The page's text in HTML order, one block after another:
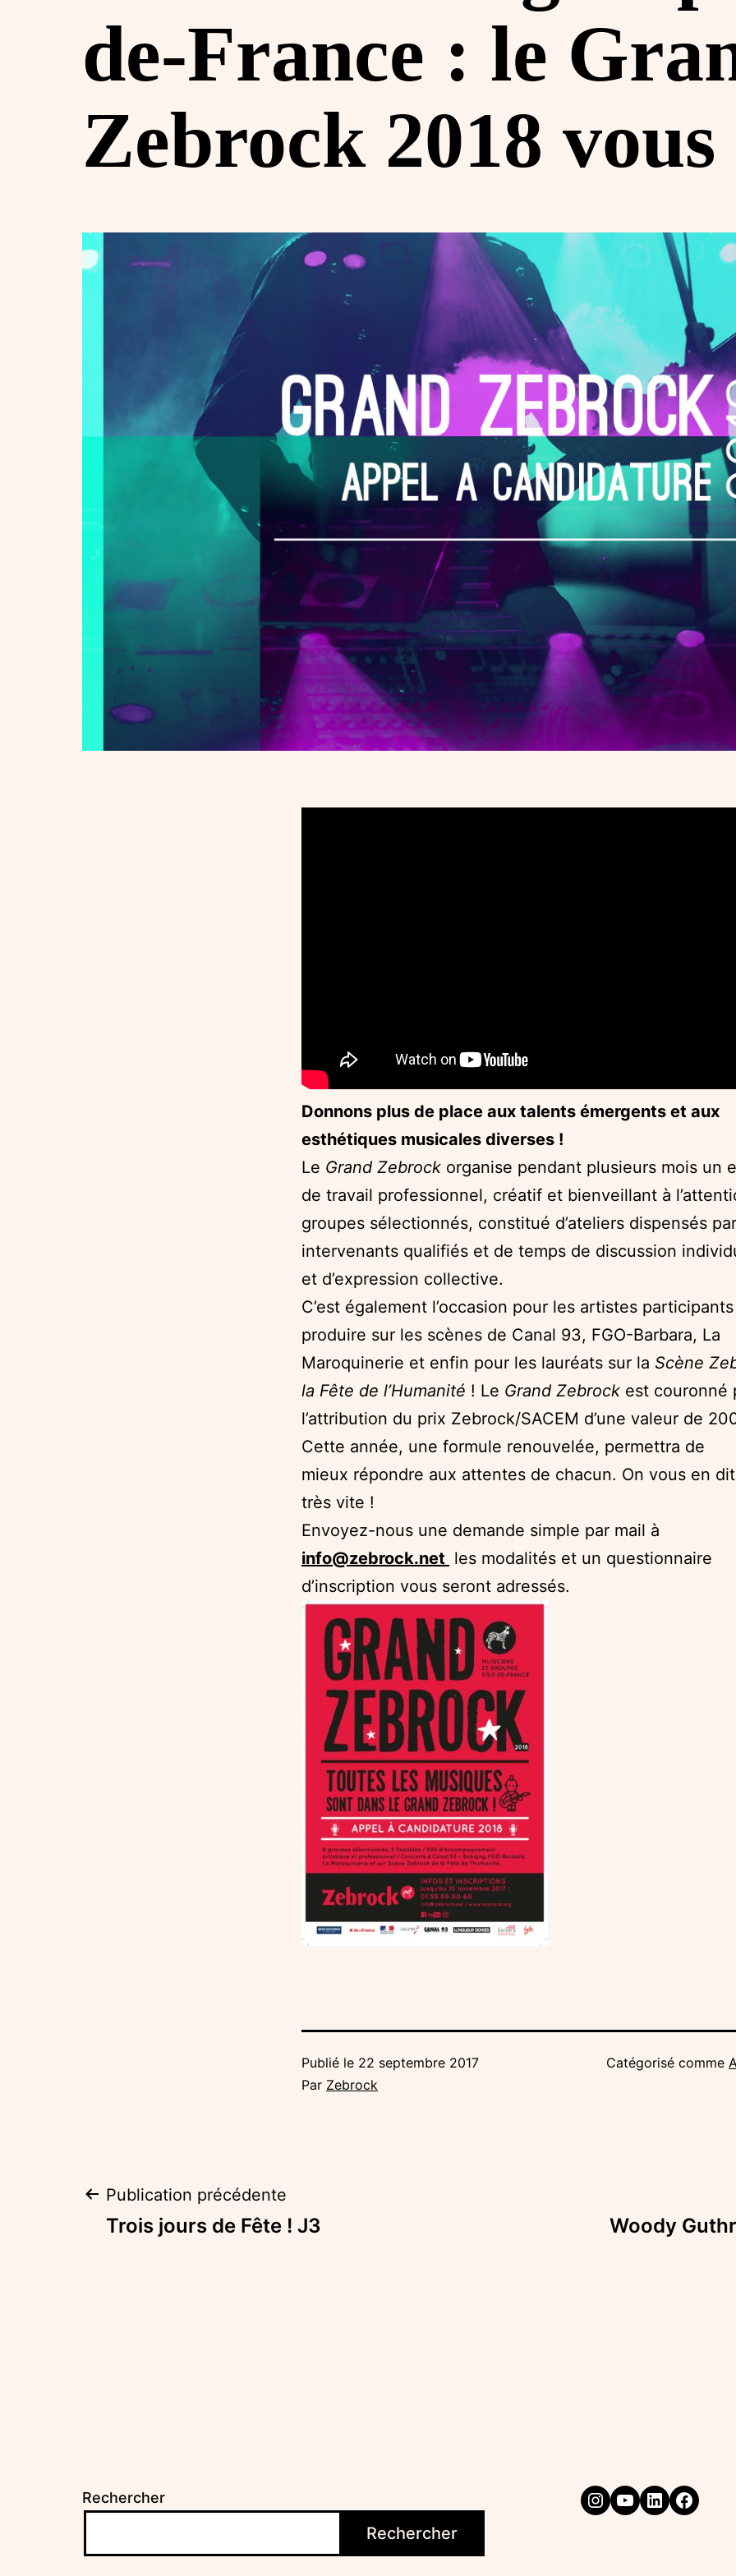
de-France : le
Zebrock 2018
Donnons plus de place aux talents émergents et aux
esthétiques musicales diverses !
Le Grand Zebrock organise pendant plusieurs mois un
de travail professionnel, créatif et bienveillant à
groupes sélectionnés, constitué d’ateliers dispensés
intervenants qualifiés et de temps de discussion
et d’expression collective.
C’est également l’occasion pour les artistes
produire sur les scènes de Canal 93, FGO-Barbara, La
Maroquinerie et enfin pour les lauréats sur la Scène
la Fête de l’Humanité ! Le Grand Zebrock est couronné
l’attribution du prix Zebrock/SACEM d’une valeur de
Cette année, une formule renouvelée, permettra de
mieux répondre aux attentes de chacun. On vous en
très vite !
Envoyez-nous une demande simple par mail à
info@zebrock.net les modalités et un questionnaire
d’inscription vous seront adressés.
Publié le 22 septembre 2017
Par Zebrock
Catégorisé comme
Navigation
Publication précédente
Trois jours de Fête ! J3 Woody
Rechercher
Rechercher
Instagram
YouTube
LinkedIn